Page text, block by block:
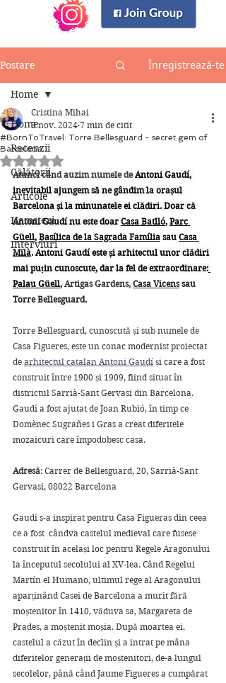
Postare Înregistrează-te
Home
Recenzii
Călătorii
Articole
Hamsteri
Interviuri
Home
#BornToTravel: Torre Bellesguard - secret gem of
Barcelona
Cristina Mihai
3 nov. 2024 7 min de citit
Evaluat(ă) cu NaN din 5 stele.
Atunci când auzim numele de Antoni Gaudí,
inevitabil ajungem să ne gândim la orașul
Barcelona și la minunatele ei clădiri. Doar că
Antoni Gaudí nu este doar Casa Batlló, Parc
Güell, Basílica de la Sagrada Família sau Casa
Milà. Antoni Gaudí este și arhitectul unor clădiri
mai puțin cunoscute, dar la fel de extraordinare:
Palau Güell, Artigas Gardens, Casa Vicens sau
Torre Bellesguard.
Torre Bellesguard, cunoscută și sub numele de
Casa Figueres, este un conac modernist proiectat
de arhitectul catalan Antoni Gaudí și care a fost
construit între 1900 și 1909, fiind situat în
districtul Sarrià-Sant Gervasi din Barcelona.
Gaudí a fost ajutat de Joan Rubió, în timp ce
Domènec Sugrañes i Gras a creat diferitele
mozaicuri care împodobesc casa.
Adresă: Carrer de Bellesguard, 20, Sarrià-Sant
Gervasi, 08022 Barcelona
Gaudí s-a inspirat pentru Casa Figueras din ceea
ce a fost  cândva castelul medieval care fusese
construit în același loc pentru Regele Aragonului
la începutul secolului al XV-lea. Când Regelui
Martín el Humano, ultimul rege al Aragonului
aparținând Casei de Barcelona a murit fără
moștenitor în 1410, văduva sa, Margareta de
Prades, a moștenit moșia. După moartea ei,
castelul a căzut în declin și a intrat pe mâna
diferitelor generații de moștenitori, de-a lungul
secolelor, până când Jaume Figueres a cumpărat